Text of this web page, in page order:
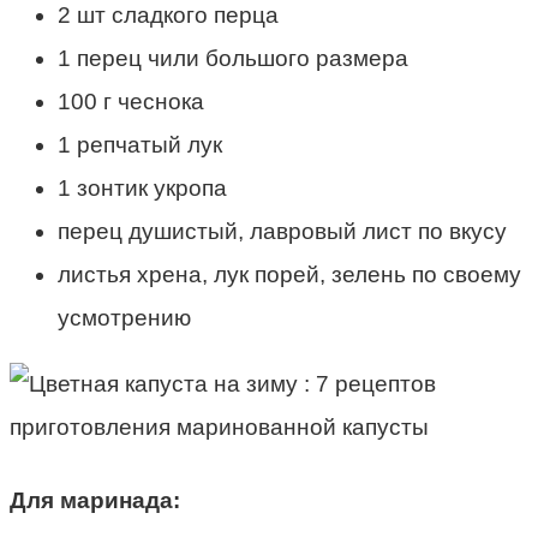
2 шт сладкого перца
1 перец чили большого размера
100 г чеснока
1 репчатый лук
1 зонтик укропа
перец душистый, лавровый лист по вкусу
листья хрена, лук порей, зелень по своему
усмотрению
Для маринада: